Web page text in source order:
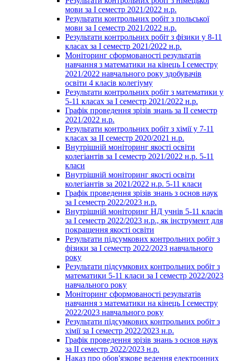
мови за І семестр 2021/2022 н.р.
Результати контрольних робіт з польської
мови за І семестр 2021/2022 н.р.
Результати контрольних робіт з фізики у 8-11
класах за І семестр 2021/2022 н.р.
Моніторинг сформованості результатів
навчання з математики на кінець І семестру
2021/2022 навчального року здобувачів
освіти 4 класів колегіуму
Результати контрольних робіт з математики у
5-11 класах за І семестр 2021/2022 н.р.
Графік проведення зрізів знань за ІІ семестр
2021/2022 н.р.
Результати контрольних робіт з хімії у 7-11
класах за ІІ семестр 2020/2021 н.р.
Внутрішній моніторинг якості освіти
колегіантів за І семестр 2021/2022 н.р. 5-11
класи
Внутрішній моніторинг якості освіти
колегіантів за 2021/2022 н.р. 5-11 класи
Графік проведення зрізів знань з основ наук
за І семестр 2022/2023 н.р.
Внутрішній моніторинг НД учнів 5-11 класів
за І семестр 2022/2023 н.р., як інструмент для
покращення якості освіти
Результати підсумкових контрольних робіт з
фізики за І семестр 2022/2023 навчального
року
Результати підсумкових контрольних робіт з
математики 5-11 класи за І семестр 2022/2023
навчального року
Моніторинг сформованості результатів
навчання з математики на кінець І семестру
2022/2023 навчального року
Результати підсумкових контрольних робіт з
хімії за І семестр 2022/2023 н.р.
Графік проведення зрізів знань з основ наук
за ІІ семестр 2022/2023 н.р.
Наказ про обов'язкове ведення електронних